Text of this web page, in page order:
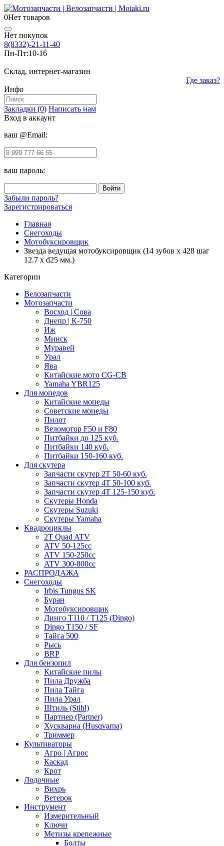
0Нет товаров
Нет покупок
8(8332)-21-11-40
Пн-Пт:10-16
Склад, интернет-магазин
Где заказ?
Инфо
Закладки (0) Написать нам
Вход в аккаунт
ваш @Email:
ваш пароль:
Забыли пароль?
Зарегистрироваться
Главная
Снегоходы
Мотобуксировщик
Звезда ведущая мотобуксировщик (14 зубов x 428 шаг
12.7 x d25 мм.)
Категории
Велозапчасти
Мотозапчасти
Восход | Сова
Днепр | К-750
Иж
Минск
Муравей
Урал
Ява
Китайские мото CG-CB
Yamaha YBR125
Для мопедов
Китайские мопеды
Советские мопеды
Пилот
Веломотор F50 и F80
Питбайки до 125 куб.
Питбайки 140 куб.
Питбайки 150-160 куб.
Для скутера
Запчасти скутер 2Т 50-60 куб.
Запчасти скутер 4Т 50-100 куб.
Запчасти скутер 4Т 125-150 куб.
Скутеры Honda
Скутеры Suzuki
Скутеры Yamaha
Квадроциклы
2T Quad ATV
ATV 50-125cc
ATV 150-250cc
ATV 300-800cc
РАСПРОДАЖА
Снегоходы
Irbis Tungus SK
Буран
Мотобуксировщик
Динго T110 / T125 (Dingo)
Dingo T150 / SF
Тайга 500
Рысь
BRP
Для бензопил
Китайские пилы
Пила Дружба
Пила Тайга
Пила Урал
Штиль (Stihl)
Партнер (Partner)
Хускварна (Husqvarna)
Триммер
Культиваторы
Агро | Агрос
Каскад
Крот
Лодочные
Вихрь
Ветерок
Инструмент
Измерительный
Ключи
Метизы крепежные
Болты